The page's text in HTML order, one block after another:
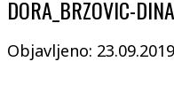
DORA_BRZOVIC-
Objavljeno: 23.09.2019